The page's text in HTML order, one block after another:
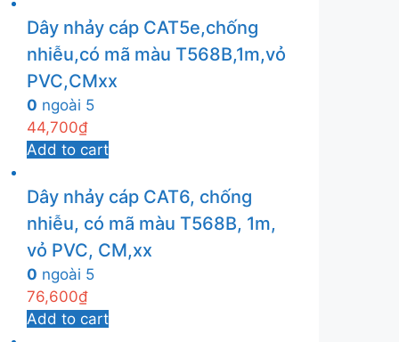
Dây nhảy cáp CAT5e,chống
nhiễu,có mã màu T568B,1m,vỏ
PVC,CMxx
0 ngoài 5
44,700₫
Add to cart
Dây nhảy cáp CAT6, chống
nhiễu, có mã màu T568B, 1m,
vỏ PVC, CM,xx
0 ngoài 5
76,600₫
Add to cart